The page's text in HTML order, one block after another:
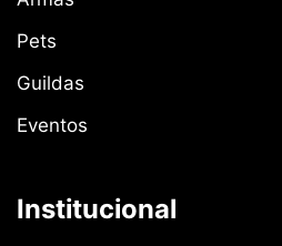
Pets
Guildas
Eventos
Institucional